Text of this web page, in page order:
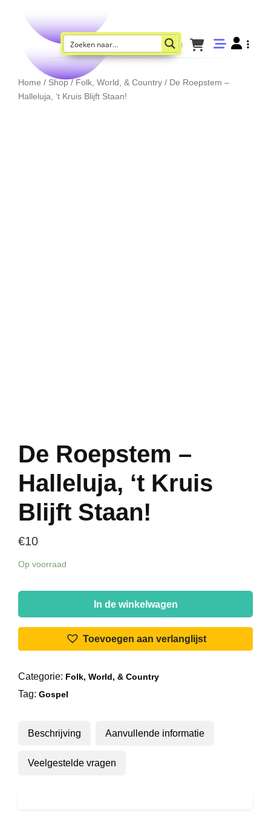
Home / Shop/ Folk, World, & Country / De Roepstem –
Halleluja, ‘t Kruis Blijft Staan!
De Roepstem –
Halleluja, ‘t Kruis
Blijft Staan!
€10
Op voorraad
De
-
't
Blijft
Staan!
In de winkelwagen
Toevoegen aan verlanglijst
Categorie: Folk, World, & Country
Tag: Gospel
Beschrijving Aanvullende informatie
Veelgestelde vragen